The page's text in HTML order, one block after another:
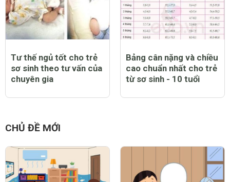
Tư thế ngủ tốt cho trẻ
sơ sinh theo tư vấn của
chuyên gia
Bảng cân nặng và chiều
cao chuẩn nhất cho trẻ
từ sơ sinh - 10 tuổi
CHỦ ĐỀ MỚI